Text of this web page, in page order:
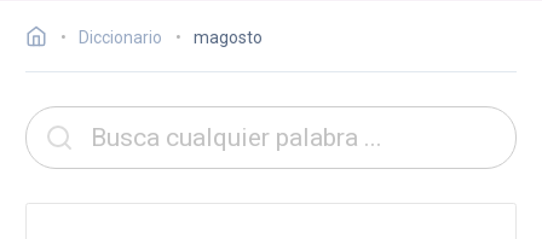
Diccionario magosto